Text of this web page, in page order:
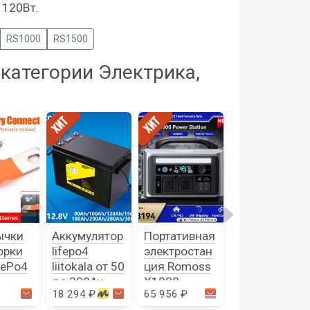
120Вт.
RS1000 RS1500
Электрика,
Аккумулятор
lifepo4
liitokala от 50
до 300Ач
18 294 ₽
Портативная
электростан
ция Romoss
X1000
65 956 ₽